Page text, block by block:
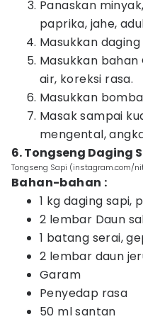
Panaskan
paprika, jahe,
Masukkan
Masukkan bahan
air, koreksi rasa.
Masukkan
Masak sampai
mengental,
6. Tongseng Daging
Tongseng Sapi (instagram.com/
Bahan-bahan :
1 kg daging sapi,
2 lembar Daun
1 batang serai,
2 lembar daun
Garam
Penyedap rasa
50 ml santan